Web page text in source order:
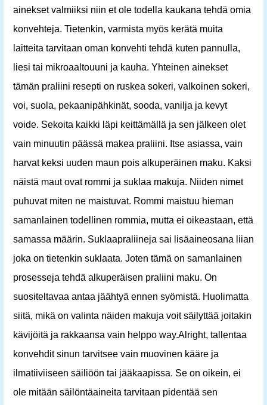
ainekset valmiiksi niin et ole todella kaukana tehdä omia
konvehteja. Tietenkin, varmista myös kerätä muita
laitteita tarvitaan oman konvehti tehdä kuten pannulla,
liesi tai mikroaaltouuni ja kauha. Yhteinen ainekset
tämän praliini resepti on ruskea sokeri, valkoinen sokeri,
voi, suola, pekaanipähkinät, sooda, vanilja ja kevyt
voide. Sekoita kaikki läpi keittämällä ja sen jälkeen olet
vain minuutin päässä makea praliini. Itse asiassa, vain
harvat keksi uuden maun pois alkuperäinen maku. Kaksi
näistä maut ovat rommi ja suklaa makuja. Niiden nimet
puhuvat miten ne maistuvat. Rommi maistuu hieman
samanlainen todellinen rommia, mutta ei oikeastaan, että
samassa määrin. Suklaapraliineja sai lisäaineosana liian
joka on tietenkin suklaata. Joten tämä on samanlainen
prosesseja tehdä alkuperäisen praliini maku. On
suositeltavaa antaa jäähtyä ennen syömistä. Huolimatta
siitä, mikä on valinta näiden makuja voit säilyttää joitakin
kävijöitä ja rakkaansa vain helppo way.Alright, tallentaa
konvehdit sinun tarvitsee vain muovinen kääre ja
ilmatiiviiseen säiliöön tai jääkaapissa. Se on oikein, ei
ole mitään säilöntäaineita tarvitaan pidentää sen